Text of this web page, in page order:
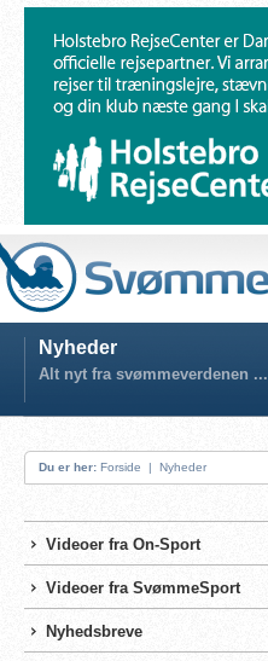
Nyheder
Alt nyt fra svømmeverdenen ...
Du er her: Forside | Nyheder
Videoer fra On-Sport
Videoer fra SvømmeSport
Nyhedsbreve